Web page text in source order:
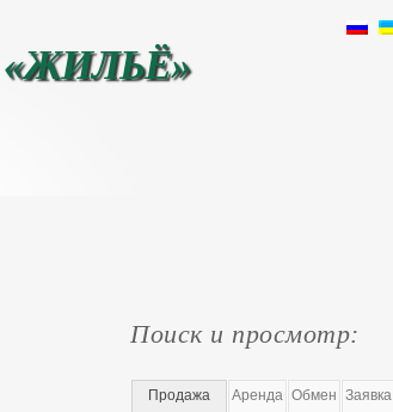
«ЖИЛЬЁ»
Поиск и просмотр:
Продажа Аренда Обмен Заявка